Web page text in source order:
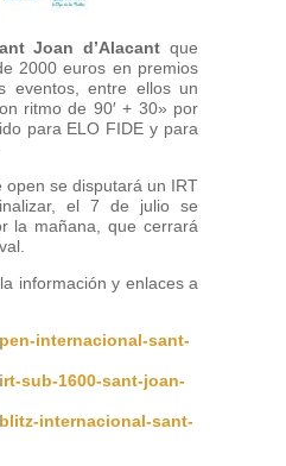
Joan d’Alacant que
2000 euros en premios
eventos, entre ellos un
ritmo de 90′ + 30» por
para ELO FIDE y para
open se disputará un IRT
el 7 de julio se
la mañana, que cerrará
información y enlaces a
internacional-sant-
sub-1600-sant-joan-
internacional-sant-